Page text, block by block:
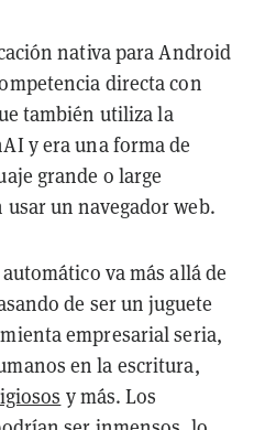
nativa para Android
directa con
también utiliza la
y era una forma de
grande o large
un navegador web.
va más allá de
de ser un juguete
empresarial seria,
en la escritura,
y más. Los